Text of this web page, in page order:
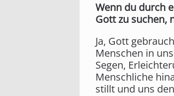
Wenn du durch
Gott zu suchen,
Ja, Gott
Menschen in
Segen,
Menschliche
stillt und uns